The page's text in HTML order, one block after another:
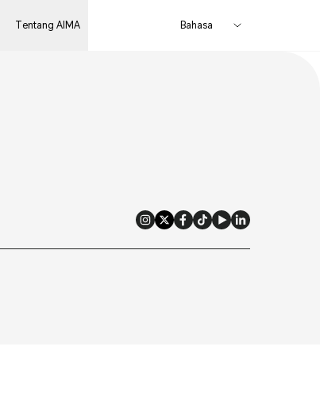
Tentang AIMA Bahasa